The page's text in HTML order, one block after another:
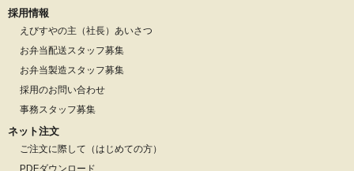
採用情報
えびすやの主（社長）あいさつ
お弁当配送スタッフ募集
お弁当製造スタッフ募集
採用のお問い合わせ
事務スタッフ募集
ネット注文
ご注文に際して（はじめての方）
PDFダウンロード